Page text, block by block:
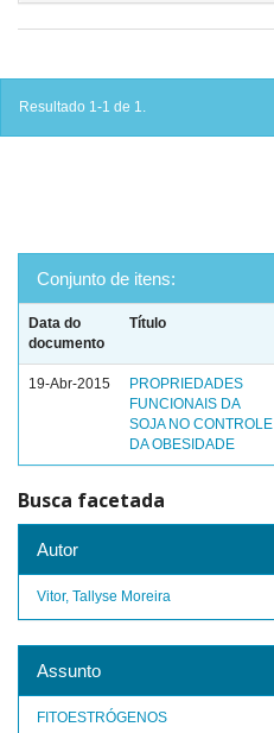
Resultado 1-1 de 1.
Conjunto de itens:
Data do
documento
Título
19-Abr-2015
PROPRIEDADES
FUNCIONAIS DA
SOJA NO CONTROLE
DA OBESIDADE
Busca facetada
Autor
Vitor, Tallyse Moreira
Assunto
FITOESTRÓGENOS